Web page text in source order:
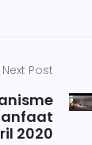
Next Post
2020